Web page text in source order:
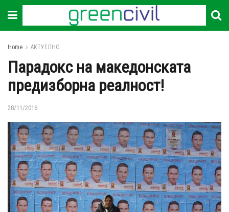
Home АКТУЕЛНО
Парадокс на македонската
предизборна реалност!
28/11/2016